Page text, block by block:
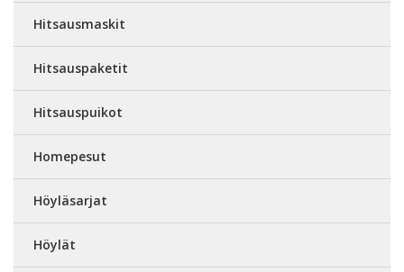
Hitsausmaskit
Hitsauspaketit
Hitsauspuikot
Homepesut
Höyläsarjat
Höylät